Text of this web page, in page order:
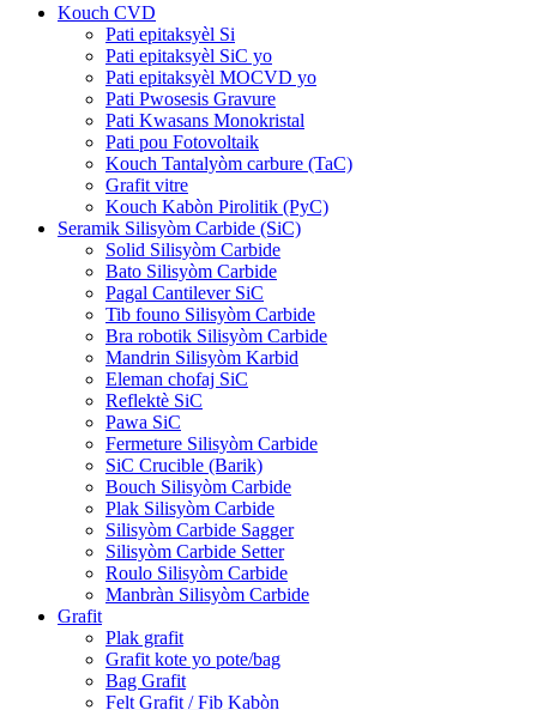
Kouch CVD
Pati epitaksyèl Si
Pati epitaksyèl SiC yo
Pati epitaksyèl MOCVD yo
Pati Pwosesis Gravure
Pati Kwasans Monokristal
Pati pou Fotovoltaik
Kouch Tantalyòm carbure (TaC)
Grafit vitre
Kouch Kabòn Pirolitik (PyC)
Seramik Silisyòm Carbide (SiC)
Solid Silisyòm Carbide
Bato Silisyòm Carbide
Pagal Cantilever SiC
Tib founo Silisyòm Carbide
Bra robotik Silisyòm Carbide
Mandrin Silisyòm Karbid
Eleman chofaj SiC
Reflektè SiC
Pawa SiC
Fermeture Silisyòm Carbide
SiC Crucible (Barik)
Bouch Silisyòm Carbide
Plak Silisyòm Carbide
Silisyòm Carbide Sagger
Silisyòm Carbide Setter
Roulo Silisyòm Carbide
Manbràn Silisyòm Carbide
Grafit
Plak grafit
Grafit kote yo pote/bag
Bag Grafit
Felt Grafit / Fib Kabòn